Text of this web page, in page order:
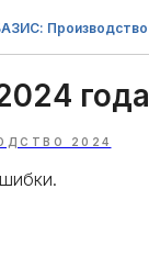
Производство
года
2024